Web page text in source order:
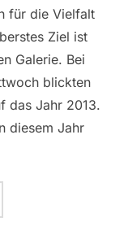
für die Vielfalt
Ziel ist
Galerie. Bei
blickten
das Jahr 2013.
diesem Jahr
EURO FÜR DIE